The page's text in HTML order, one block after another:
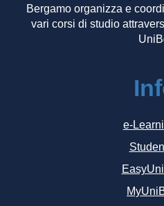
Bergamo organizza e
vari corsi di studio
e-